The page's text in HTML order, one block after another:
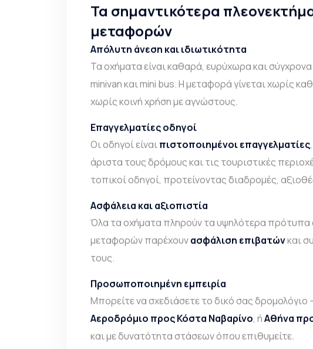
Τα σημαντικότερα
μεταφορών
Απόλυτη άνεση και ιδιωτικότητα
Τα οχήματα είναι καθαρά, ευρύχωρα και
minivan και mini bus. Η μεταφορά γίνεται χωρίς
χωρίς κοινή χρήση με αγνώστους.
Επαγγελματίες οδηγοί
Οι οδηγοί είναιπιστοποιημένοι επαγγελματίες
άριστα τους δρόμους και τις τουριστικές
τοπικοί οδηγοί, προτείνοντας διαδρομές,
Ασφάλεια και αξιοπιστία
Όλα τα οχήματα πληρούν τα υψηλότερα πρότυπα
μεταφορών παρέχουνασφάλιση επιβατώνκαι
τους.
Προσωποποιημένη εμπειρία
Μπορείτε να σχεδιάσετε το δικό σας δρομολόγιο
Αεροδρόμιο προς Κόστα Ναβαρίνο, ήΑθήνα
και με δυνατότητα στάσεων όπου επιθυμείτε.